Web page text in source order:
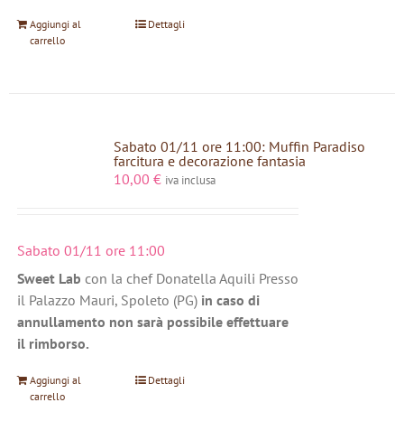
Aggiungi al
carrello
Dettagli
Sabato 01/11 ore 11:00: Muffin Paradiso
farcitura e decorazione fantasia
10,00 € iva inclusa
Sabato 01/11 ore 11:00
Sweet Lab con la chef Donatella Aquili Presso
il Palazzo Mauri, Spoleto (PG) in caso di
annullamento non sarà possibile effettuare
il rimborso.
Aggiungi al
carrello
Dettagli